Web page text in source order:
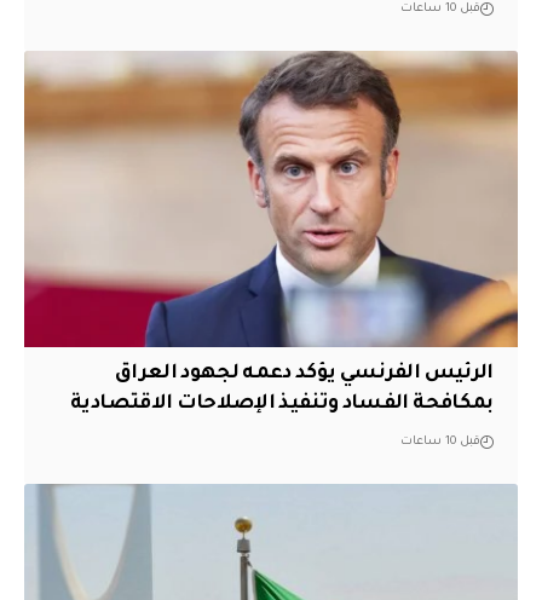
قبل 10 ساعات
الرئيس الفرنسي يؤكد دعمه لجهود العراق
بمكافحة الفساد وتنفيذ الإصلاحات الاقتصادية
قبل 10 ساعات